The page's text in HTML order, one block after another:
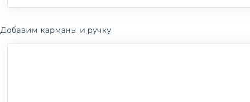
Добавим карманы и ручку.